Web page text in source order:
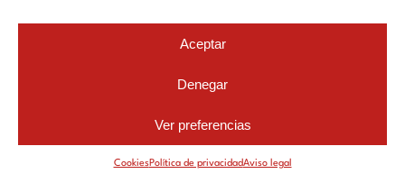
Aceptar
Denegar
Ver preferencias
CookiesPolítica de privacidadAviso legal